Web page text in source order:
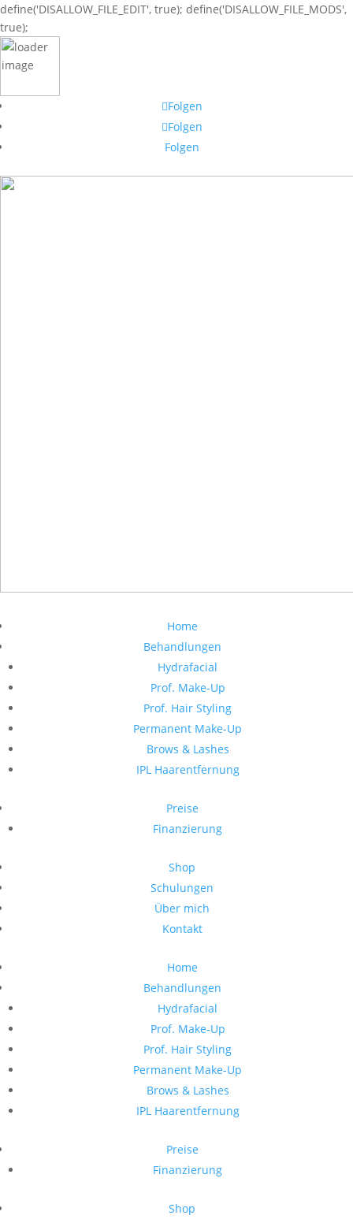
define('DISALLOW_FILE_EDIT', true); define('DISALLOW_FILE_MODS',
true);
Folgen
Folgen
Folgen
Home
Behandlungen
Hydrafacial
Prof. Make-Up
Prof. Hair Styling
Permanent Make-Up
Brows & Lashes
IPL Haarentfernung
Preise
Finanzierung
Shop
Schulungen
Über mich
Kontakt
Home
Behandlungen
Hydrafacial
Prof. Make-Up
Prof. Hair Styling
Permanent Make-Up
Brows & Lashes
IPL Haarentfernung
Preise
Finanzierung
Shop